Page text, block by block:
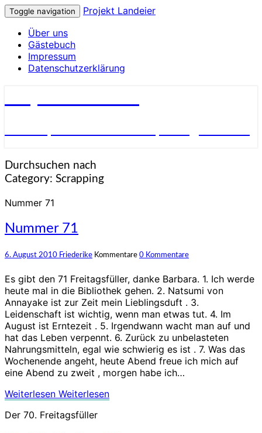
Toggle navigation
Projekt Landeier
Über uns
Gästebuch
Impressum
Datenschutzerklärung
Durchsuchen nach
Category: Scrapping
Nummer 71
Nummer 71
6. August 2010 Friederike Kommentare 0 Kommentare
Es gibt den 71 Freitagsfüller, danke Barbara. 1. Ich werde
heute mal in die Bibliothek gehen. 2. Natsumi von
Annayake ist zur Zeit mein Lieblingsduft . 3.
Leidenschaft ist wichtig, wenn man etwas tut. 4. Im
August ist Erntezeit . 5. Irgendwann wacht man auf und
hat das Leben verpennt. 6. Zurück zu unbelasteten
Nahrungsmitteln, egal wie schwierig es ist . 7. Was das
Wochenende angeht, heute Abend freue ich mich auf
eine Abend zu zweit , morgen habe ich…
Weiterlesen Weiterlesen
Der 70. Freitagsfüller